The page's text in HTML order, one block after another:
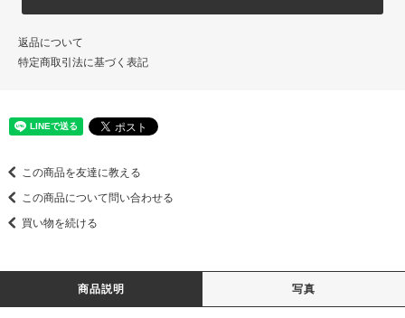
返品について
特定商取引法に基づく表記
この商品を友達に教える
この商品について問い合わせる
買い物を続ける
商品説明 写真